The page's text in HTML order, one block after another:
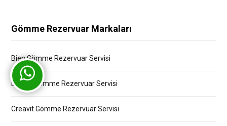
Gömme Rezervuar Markaları
Bien Gömme Rezervuar Servisi
Bocchi Gömme Rezervuar Servisi
Creavit Gömme Rezervuar Servisi